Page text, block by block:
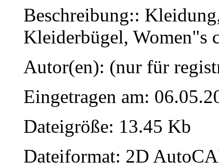
Beschreibung::
Kleiderbügel, Women"s
Autor(en): (nur für
Eingetragen am:
Dateigröße: 13.45 Kb
Dateiformat: 2D